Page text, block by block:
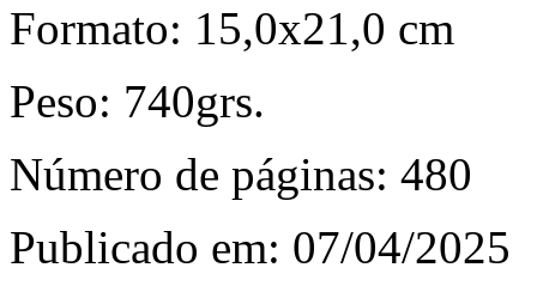
Formato: 15,0x21,0 cm
Peso: 740grs.
Número de páginas: 480
Publicado em: 07/04/2025